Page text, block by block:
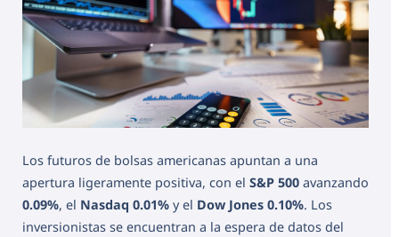
Los futuros de bolsas americanas apuntan a una
apertura ligeramente positiva, con el S&P 500 avanzando
0.09%, el Nasdaq 0.01% y el Dow Jones 0.10%. Los
inversionistas se encuentran a la espera de datos del